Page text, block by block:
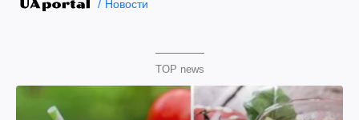
Новости
TOP news